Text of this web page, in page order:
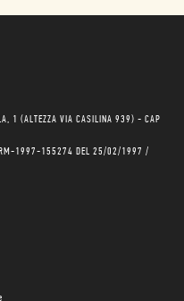
1 (ALTEZZA VIA CASILINA 939) - CAP
1997-155274 DEL 25/02/1997 /